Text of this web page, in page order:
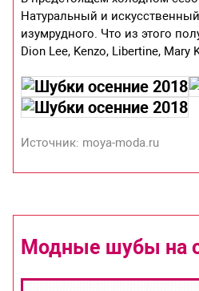
Натуральный и
изумрудного. Что из этого
Dion Lee, Kenzo, Libertine, Mary
Источник: moya-moda.ru
Модные шубы на